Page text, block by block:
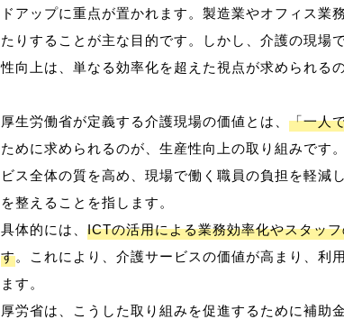
ドアップに重点が置かれます。製造業やオフィス業
たりすることが主な目的です。しかし、介護の現場
性向上は、単なる効率化を超えた視点が求められるの
厚生労働省が定義する介護現場の価値とは、 「一人
ために求められるのが、生産性向上の取り組みです
ビス全体の質を高め、現場で働く職員の負担を軽減
を整えることを指します。
具体的には、 ICTの活用による業務効率化やスタッ
す。これにより、介護サービスの価値が高まり、利
ます。
厚労省は、こうした取り組みを促進するために補助